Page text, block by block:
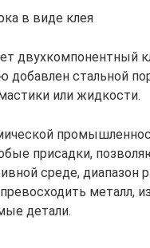
в виде клея
двухкомпонентный
добавлен стальной
или жидкости.
присадки,
среде, диапазон
металл,
детали.